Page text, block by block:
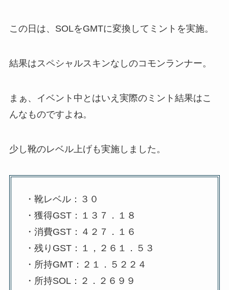
この日は、SOLをGMTに変換してミントを実施。
結果はスペシャルスキンなしのコモンランナー。
まぁ、イベント中とはいえ実際のミント結果はこ
んなものですよね。
少し靴のレベル上げも実施しました。
・靴レベル：３０
・獲得GST：１３７．１８
・消費GST：４２７．１６
・残りGST：１，２６１．５３
・所持GMT：２１．５２２４
・所持SOL：２．２６９９